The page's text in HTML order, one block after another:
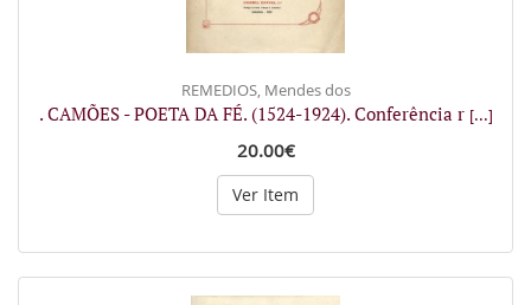
REMEDIOS, Mendes dos
. CAMÕES - POETA DA FÉ. (1524-1924). Conferência r [...]
20.00€
Ver Item